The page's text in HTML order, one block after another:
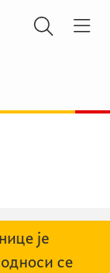
је
се